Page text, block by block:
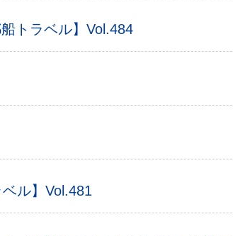
トラベル】Vol.484
ル】Vol.481